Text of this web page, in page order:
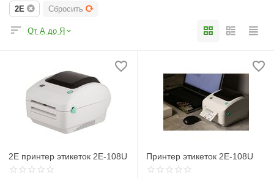
2E Сбросить
От А до Я
2E принтер этикеток 2E-108U Принтер этикеток 2E-108U